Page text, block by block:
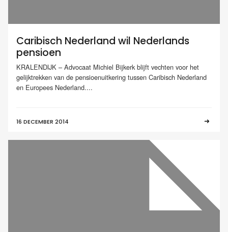
Caribisch Nederland wil Nederlands
pensioen
KRALENDIJK – Advocaat Michiel Bijkerk blijft vechten voor het
gelijktrekken van de pensioenuitkering tussen Caribisch Nederland
en Europees Nederland....
16 DECEMBER 2014